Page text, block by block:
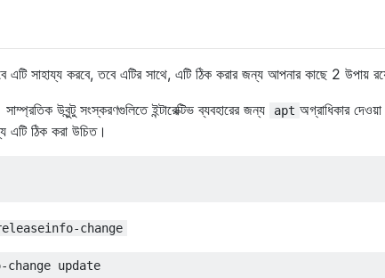
সাহায্য করবে, তবে এটির সাথে, এটি ঠিক করার জন্য আপনার কাছে 2 উপায়
সাম্প্রতিক উবুন্টু সংস্করণগুলিতে ইন্টারেক্টিভ ব্যবহারের জন্য apt অগ্রাধিকার
এটি ঠিক করা উচিত।
change